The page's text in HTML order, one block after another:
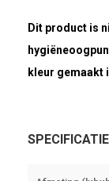
Dit product is
kleur gemaakt